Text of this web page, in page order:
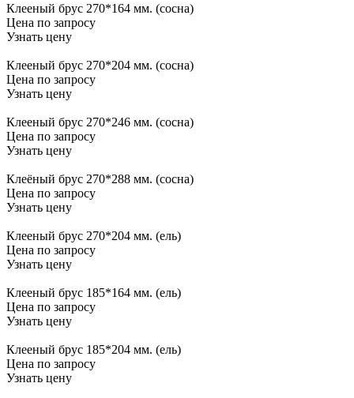
Клееный брус 270*164 мм. (сосна)
Цена по запросу
Узнать цену
Клееный брус 270*204 мм. (сосна)
Цена по запросу
Узнать цену
Клееный брус 270*246 мм. (сосна)
Цена по запросу
Узнать цену
Клеёный брус 270*288 мм. (сосна)
Цена по запросу
Узнать цену
Клееный брус 270*204 мм. (ель)
Цена по запросу
Узнать цену
Клееный брус 185*164 мм. (ель)
Цена по запросу
Узнать цену
Клееный брус 185*204 мм. (ель)
Цена по запросу
Узнать цену